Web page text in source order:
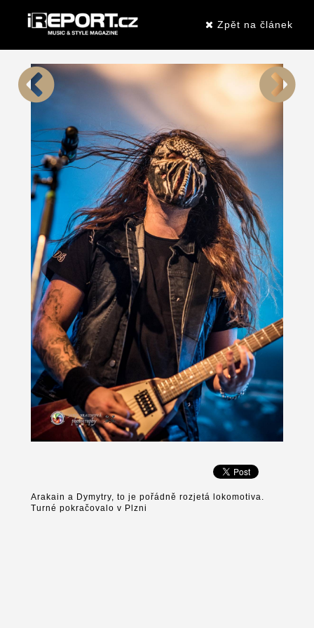
Zpět na článek
Arakain a Dymytry, to je pořádně rozjetá lokomotiva.
Turné pokračovalo v Plzni